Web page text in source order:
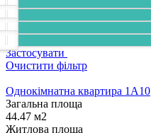
Застосувати
Очистити фільтр
Однокімнатна квартира 1А10
Загальна площа
44.47 м2
Житлова площа